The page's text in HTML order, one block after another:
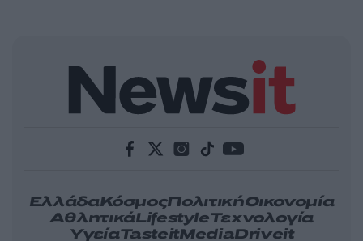
ΕλλάδαΚόσμοςΠολιτικήΟικονομία
ΑθλητικάLifestyleΤεχνολογία
ΥγείαTasteitMediaDriveit